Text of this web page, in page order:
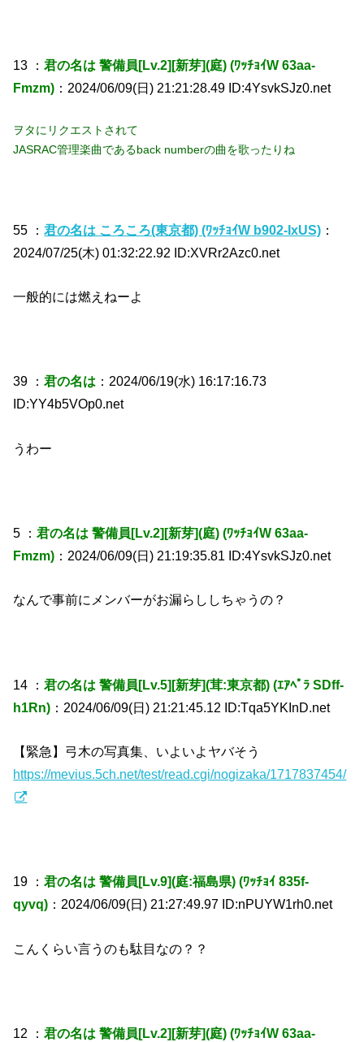
13 ：君の名は 警備員[Lv.2][新芽](庭) (ﾜｯﾁｮｲW 63aa-
Fmzm) ：2024/06/09(日) 21:21:28.49 ID:4YsvkSJz0.net
ヲタにリクエストされて
JASRAC管理楽曲であるback numberの曲を歌ったりね
55 ：君の名は ころころ(東京都) (ﾜｯﾁｮｲW b902-IxUS) ：
2024/07/25(木) 01:32:22.92 ID:XVRr2Azc0.net
一般的には燃えねーよ
39 ：君の名は ：2024/06/19(水) 16:17:16.73
ID:YY4b5VOp0.net
うわー
5 ：君の名は 警備員[Lv.2][新芽](庭) (ﾜｯﾁｮｲW 63aa-
Fmzm) ：2024/06/09(日) 21:19:35.81 ID:4YsvkSJz0.net
なんで事前にメンバーがお漏らししちゃうの？
14 ：君の名は 警備員[Lv.5][新芽](茸:東京都) (ｴｱﾍﾟﾗ SDff-
h1Rn) ：2024/06/09(日) 21:21:45.12 ID:Tqa5YKInD.net
【緊急】弓木の写真集、いよいよヤバそう
https://mevius.5ch.net/test/read.cgi/nogizaka/1717837454/
19 ：君の名は 警備員[Lv.9](庭:福島県) (ﾜｯﾁｮｲ 835f-
qyvq) ：2024/06/09(日) 21:27:49.97 ID:nPUYW1rh0.net
こんくらい言うのも駄目なの？？
12 ：君の名は 警備員[Lv.2][新芽](庭) (ﾜｯﾁｮｲW 63aa-